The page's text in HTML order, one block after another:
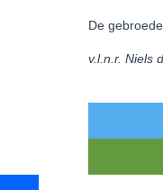
De
v.l.n.r. Niels